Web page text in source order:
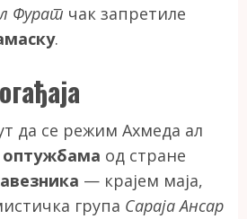
Фурат чак запретиле
.
да се режим Ахмеда ал
оптужбама од стране
— крајем маја,
група Сараја Ансар